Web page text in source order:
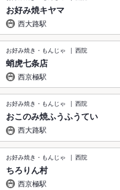
お好み焼キヤマ
西大路駅
お好み焼き・もんじゃ 西院
蛸虎七条店
西京極駅
お好み焼き・もんじゃ 西院
おこのみ焼ふうふうてい
西大路駅
お好み焼き・もんじゃ 西院
ちろりん村
西京極駅